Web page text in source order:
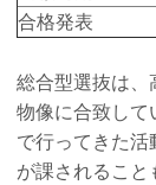
合格発表
総合型選抜は、
物像に合致して
で行ってきた
が課されること